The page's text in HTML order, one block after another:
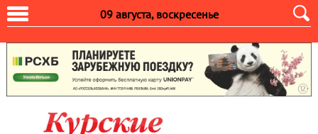
09 августа, воскресенье